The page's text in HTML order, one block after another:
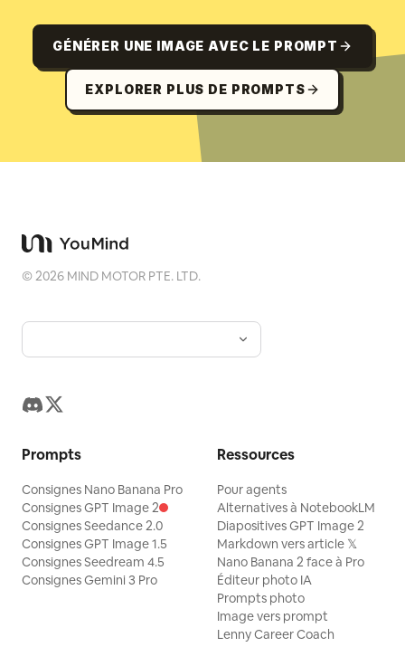
GÉNÉRER UNE IMAGE AVEC LE PROMPT
EXPLORER PLUS DE PROMPTS
©2026 MIND MOTOR PTE. LTD.
Prompts
Consignes Nano Banana Pro
Consignes GPT Image 2
Consignes Seedance 2.0
Consignes GPT Image 1.5
Consignes Seedream 4.5
Consignes Gemini 3 Pro
Ressources
Pour agents
Alternatives à NotebookLM
Diapositives GPT Image 2
Markdown vers article 𝕏
Nano Banana 2 face à Pro
Éditeur photo IA
Prompts photo
Image vers prompt
Lenny Career Coach